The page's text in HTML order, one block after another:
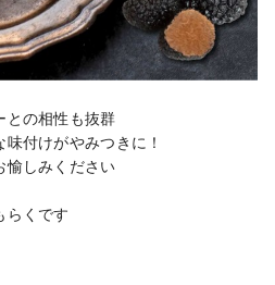
との相性も抜群
付けがやみつきに！
愉しみください
らくです